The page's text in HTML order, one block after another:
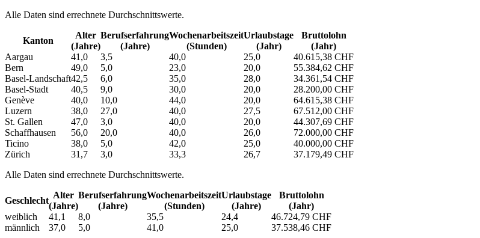
Alle Daten sind errechnete Durchschnittswerte.
Kanton
Alter
(Jahre)
Berufs­erfahrung
(Jahre)
Wochen­arbeitszeit
(Stunden)
Urlaubs­tage
(Jahr)
Bruttolohn
(Jahr)
Aargau
41,0 3,5 40,0 25,0
40.615,38 CHF
Bern
49,0 5,0 23,0 20,0
55.384,62 CHF
Basel-Landschaft42,5 6,0 35,0 28,0
34.361,54 CHF
Basel-Stadt
40,5 9,0 30,0 20,0
28.200,00 CHF
Genève
40,0 10,0 44,0 20,0
64.615,38 CHF
Luzern
38,0 27,0 40,0 27,5
67.512,00 CHF
St. Gallen
47,0 3,0 40,0 20,0
44.307,69 CHF
Schaffhausen
56,0 20,0 40,0 26,0
72.000,00 CHF
Ticino
38,0 5,0 42,0 25,0
40.000,00 CHF
Zürich
31,7 3,0 33,3 26,7
37.179,49 CHF
Alle Daten sind errechnete Durchschnittswerte.
Geschlecht
Alter
(Jahre)
Berufs­erfahrung
(Jahre)
Wochen­arbeitszeit
(Stunden)
Urlaubs­tage
(Jahre)
Bruttolohn
(Jahr)
weiblich
41,1 8,0 35,5 24,4
46.724,79 CHF
männlich
37,0 5,0 41,0 25,0
37.538,46 CHF